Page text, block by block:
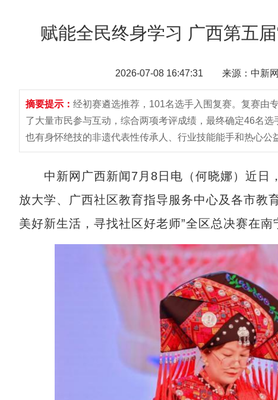
赋能全民终身学习 广西第五
2026-07-08 16:47:31 来源：中新
摘要提示： 经初赛遴选推荐，101名选手入围复赛。复赛由
了大量市民参与互动，综合两项考评成绩，最终确定46名
也有身怀绝技的非遗代表性传承人、行业技能能手和热心公
中新网广西新闻7月8日电（何晓娜）近日
放大学、广西社区教育指导服务中心及各市
美好新生活，寻找社区好老师”全区总决赛在南